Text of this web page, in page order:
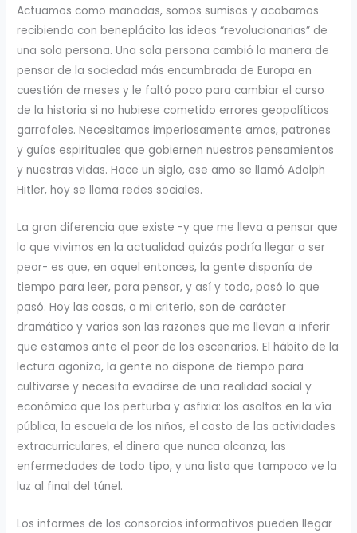
Actuamos como manadas, somos sumisos y acabamos
recibiendo con beneplácito las ideas “revolucionarias” de
una sola persona. Una sola persona cambió la manera de
pensar de la sociedad más encumbrada de Europa en
cuestión de meses y le faltó poco para cambiar el curso
de la historia si no hubiese cometido errores geopolíticos
garrafales. Necesitamos imperiosamente amos, patrones
y guías espirituales que gobiernen nuestros pensamientos
y nuestras vidas. Hace un siglo, ese amo se llamó Adolph
Hitler, hoy se llama redes sociales.
La gran diferencia que existe -y que me lleva a pensar que
lo que vivimos en la actualidad quizás podría llegar a ser
peor- es que, en aquel entonces, la gente disponía de
tiempo para leer, para pensar, y así y todo, pasó lo que
pasó. Hoy las cosas, a mi criterio, son de carácter
dramático y varias son las razones que me llevan a inferir
que estamos ante el peor de los escenarios. El hábito de la
lectura agoniza, la gente no dispone de tiempo para
cultivarse y necesita evadirse de una realidad social y
económica que los perturba y asfixia: los asaltos en la vía
pública, la escuela de los niños, el costo de las actividades
extracurriculares, el dinero que nunca alcanza, las
enfermedades de todo tipo, y una lista que tampoco ve la
luz al final del túnel.
Los informes de los consorcios informativos pueden llegar